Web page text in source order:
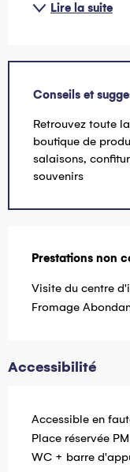
Lire la suite
Conseils et
Retrouvez toute
boutique de
salaisons,
souvenirs
Prestations non
Prestations non
Visite du centre
Fromage
Accessibilité
Accessible en
Place réservée
WC + barre